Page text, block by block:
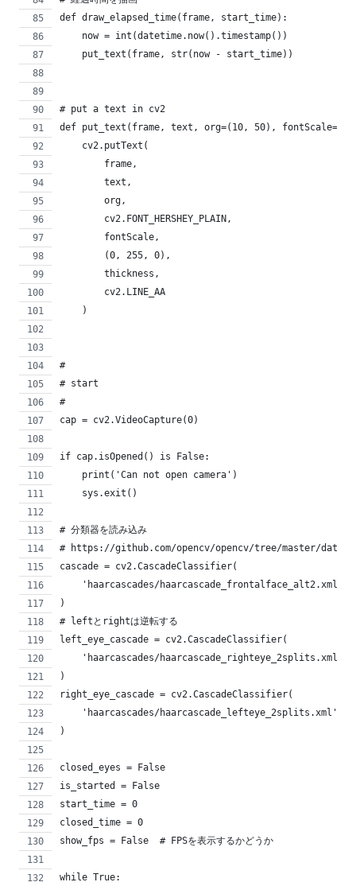
def draw_elapsed_time(frame, start_time):
    now = int(datetime.now().timestamp())
    put_text(frame, str(now - start_time))
# put a text in cv2
def put_text(frame, text, org=(10, 50), fontScale=3,
    cv2.putText(
        frame,
        text,
        org,
        cv2.FONT_HERSHEY_PLAIN,
        fontScale,
        (0, 255, 0),
        thickness,
        cv2.LINE_AA
    )
#
# start
#
cap = cv2.VideoCapture(0)
if cap.isOpened() is False:
    print('Can not open camera')
    sys.exit()
# 分類器を読み込み
# https://github.com/opencv/opencv/tree/master/data/
cascade = cv2.CascadeClassifier(
    'haarcascades/haarcascade_frontalface_alt2.xml'
)
# leftとrightは逆転する
left_eye_cascade = cv2.CascadeClassifier(
    'haarcascades/haarcascade_righteye_2splits.xml'
)
right_eye_cascade = cv2.CascadeClassifier(
    'haarcascades/haarcascade_lefteye_2splits.xml'
)
closed_eyes = False
is_started = False
start_time = 0
closed_time = 0
show_fps = False  # FPSを表示するかどうか
while True: